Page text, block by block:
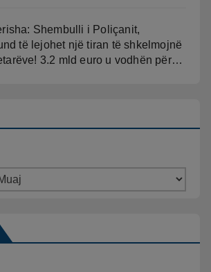
Shembulli i Poliçanit,
të lejohet një tiran të shkelmojnë
3.2 mld euro u vodhën për…